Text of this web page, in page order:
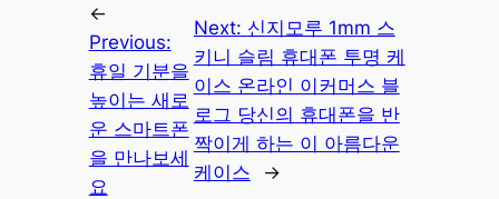
←
Previous:
휴일 기분을
높이는 새로
운 스마트폰
을 만나보세
요
Next: 신지모루 1mm 스
키니 슬림 휴대폰 투명 케
이스 온라인 이커머스 블
로그 당신의 휴대폰을 반
짝이게 하는 이 아름다운
케이스
→